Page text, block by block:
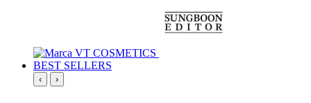
BEST SELLERS
‹ ›